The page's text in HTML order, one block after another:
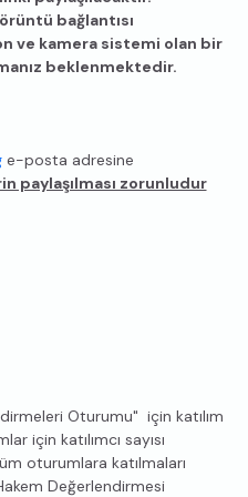
bağlantısı
ve kamera sistemi olan bir
beklenmektedir.
e-posta adresine
paylaşılması zorunludur
Oturumu" için katılım
için katılımcı sayısı
oturumlara katılmaları
Değerlendirmesi